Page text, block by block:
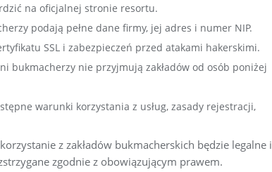
na oficjalnej stronie resortu.
podają pełne dane firmy, jej adres i numer NIP.
SSL i zabezpieczeń przed atakami hakerskimi.
bukmacherzy nie przyjmują zakładów od osób poniżej
warunki korzystania z usług, zasady rejestracji,
z zakładów bukmacherskich będzie legalne i
zgodnie z obowiązującym prawem.